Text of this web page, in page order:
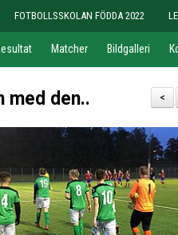
FOTBOLLSSKOLAN FÖDDA 2022
Matcher Bildgalleri
<
med den..